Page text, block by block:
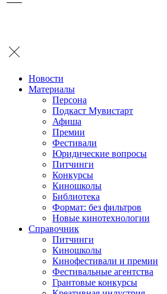
Новости
Материалы
Персона
Подкаст Мувистарт
Афиша
Премии
Фестивали
Юридические вопросы
Питчинги
Конкурсы
Киношколы
Библиотека
Формат: без фильтров
Новые кинотехнологии
Справочник
Питчинги
Киношколы
Кинофестивали и премии
Фестивальные агентства
Грантовые конкурсы